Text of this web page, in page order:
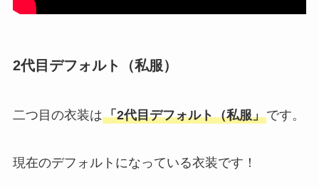
2代目デフォルト（私服）
二つ目の衣装は「2代目デフォルト（私服」です。
現在のデフォルトになっている衣装です！